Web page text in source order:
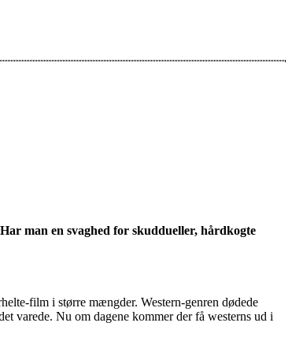
man en svaghed for skuddueller, hårdkogte
film i større mængder. Western-genren dødede
varede. Nu om dagene kommer der få westerns ud i